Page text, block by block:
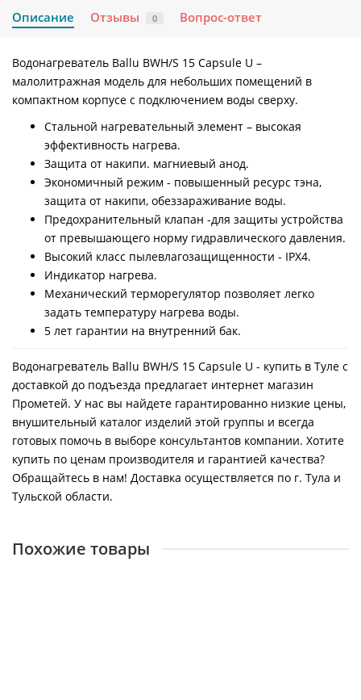
Описание Отзывы 0 Вопрос-ответ
Водонагреватель Ballu BWH/S 15 Capsule U –
малолитражная модель для небольших помещений в
компактном корпусе с подключением воды сверху.
Стальной нагревательный элемент – высокая
эффективность нагрева.
Защита от накипи. магниевый анод.
Экономичный режим - повышенный ресурс тэна,
защита от накипи, обеззараживание воды.
Предохранительный клапан -для защиты устройства
от превышающего норму гидравлического давления.
Высокий класс пылевлагозащищенности - IPX4.
Индикатор нагрева.
Механический терморегулятор позволяет легко
задать температуру нагрева воды.
5 лет гарантии на внутренний бак.
Водонагреватель Ballu BWH/S 15 Capsule U - купить в Туле с
доставкой до подъезда предлагает интернет магазин
Прометей. У нас вы найдете гарантированно низкие цены,
внушительный каталог изделий этой группы и всегда
готовых помочь в выборе консультантов компании. Хотите
купить по ценам производителя и гарантией качества?
Обращайтесь в нам! Доставка осуществляется по г. Тула и
Тульской области.
Похожие товары